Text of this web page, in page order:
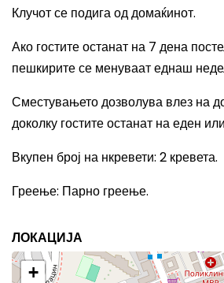
Клучот се подига од домаќинот.
Ако гостите останат на 7 дена
пешкирите се менуваат еднаш
Сместувањето дозволува влез на
доколку гостите останат на еден
Вкупен број на нкревети: 2 кревета.
Греење: Парно греење.
ЛОКАЦИЈА
+